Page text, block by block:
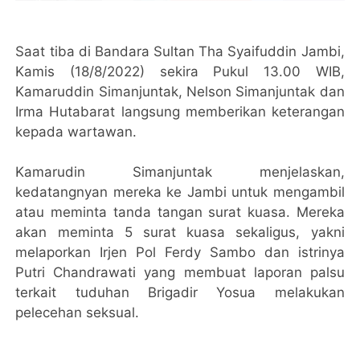
Saat tiba di Bandara Sultan Tha Syaifuddin Jambi,
Kamis (18/8/2022) sekira Pukul 13.00 WIB,
Kamaruddin Simanjuntak, Nelson Simanjuntak dan
Irma Hutabarat langsung memberikan keterangan
kepada wartawan.
Kamarudin Simanjuntak menjelaskan,
kedatangnyan mereka ke Jambi untuk mengambil
atau meminta tanda tangan surat kuasa. Mereka
akan meminta 5 surat kuasa sekaligus, yakni
melaporkan Irjen Pol Ferdy Sambo dan istrinya
Putri Chandrawati yang membuat laporan palsu
terkait tuduhan Brigadir Yosua melakukan
pelecehan seksual.